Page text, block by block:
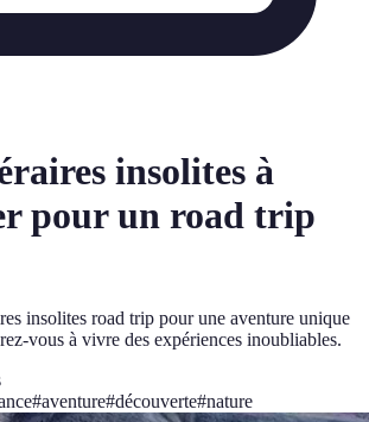
insolites à
pour un road trip
insolites road trip pour une aventure unique
vous à vivre des expériences inoubliables.
#aventure#découverte#nature